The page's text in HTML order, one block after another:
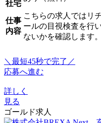
社宅
仕事
内容
こちらの求人ではリ
ールの目視検査を行
ないかを確認しま
＼最短45秒で完了／
応募へ進む
詳しく
見る
ゴールド求人